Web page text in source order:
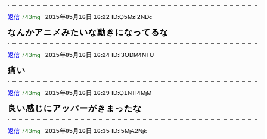
返信 743mg 2015年05月16日 16:22 ID:Q5MzI2NDc
なんかアニメみたいな動きになってるな
返信 743mg 2015年05月16日 16:24 ID:I3ODM4NTU
痛い
返信 743mg 2015年05月16日 16:29 ID:Q1NTI4MjM
良い感じにアッパーがきまったな
返信 743mg 2015年05月16日 16:35 ID:I5MjA2Njk